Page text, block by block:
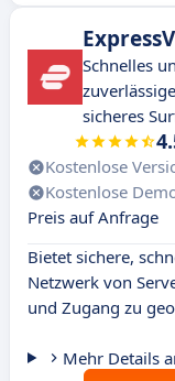
Schnelles
sicheres
Kostenlose
Kostenlose
Preis auf Anfrage
Bietet sichere,
Netzwerk von
und Zugang zu
Mehr Details